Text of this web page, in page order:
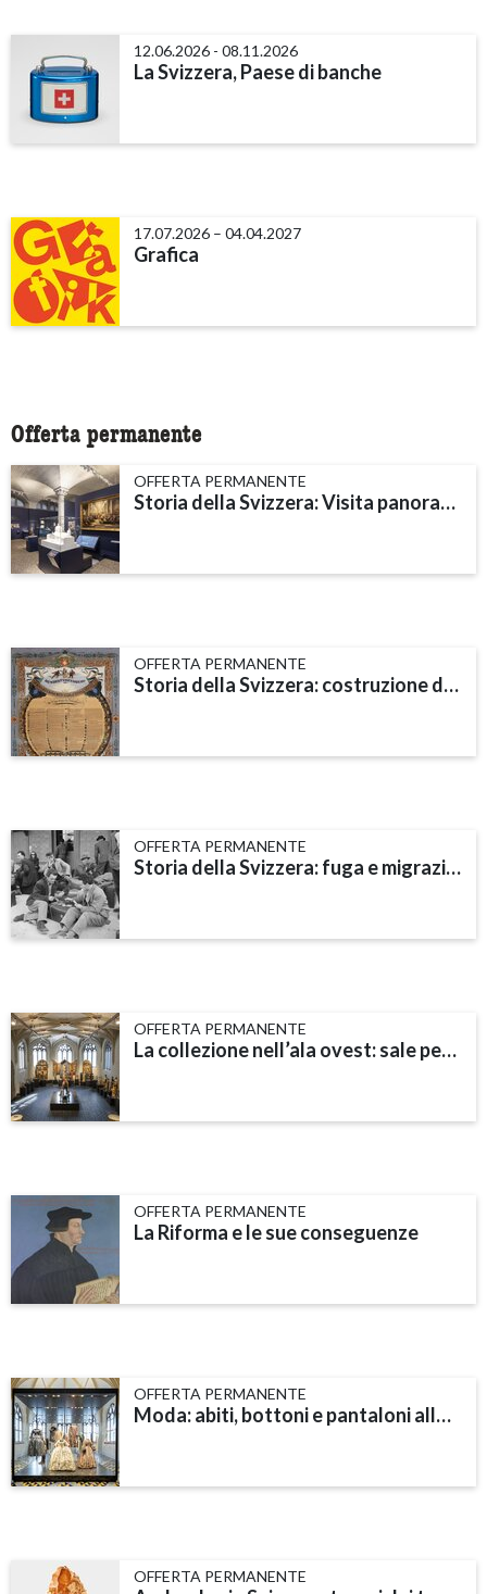
12.06.2026 - 08.11.2026
La Svizzera, Paese di banche
17.07.2026 – 04.04.2027
Grafica
Offerta permanente
OFFERTA PERMANENTE
Storia della Svizzera: Visita panoramica
OFFERTA PERMANENTE
Storia della Svizzera: costruzione dello Stato e nuova società
OFFERTA PERMANENTE
Storia della Svizzera: fuga e migrazione
OFFERTA PERMANENTE
La collezione nell’ala ovest: sale per la storia
OFFERTA PERMANENTE
La Riforma e le sue conseguenze
OFFERTA PERMANENTE
Moda: abiti, bottoni e pantaloni alla zuava
OFFERTA PERMANENTE